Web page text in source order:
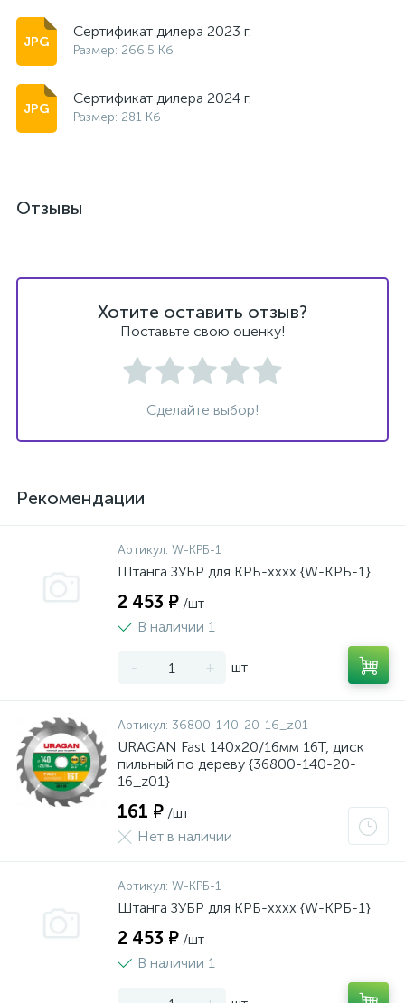
Сертификат дилера 2023 г.
Размер: 266.5 Кб
Сертификат дилера 2024 г.
Размер: 281 Кб
Отзывы
Хотите оставить отзыв?
Поставьте свою оценку!
Сделайте выбор!
Рекомендации
Артикул: W-КРБ-1
Штанга ЗУБР для КРБ-хххх {W-КРБ-1}
2 453 ₽ /шт
В наличии 1
- + шт
Артикул: 36800-140-20-16_z01
URAGAN Fast 140x20/16мм 16Т, диск
пильный по дереву {36800-140-20-
16_z01}
161 ₽ /шт
Нет в наличии
Артикул: W-КРБ-1
Штанга ЗУБР для КРБ-хххх {W-КРБ-1}
2 453 ₽ /шт
В наличии 1